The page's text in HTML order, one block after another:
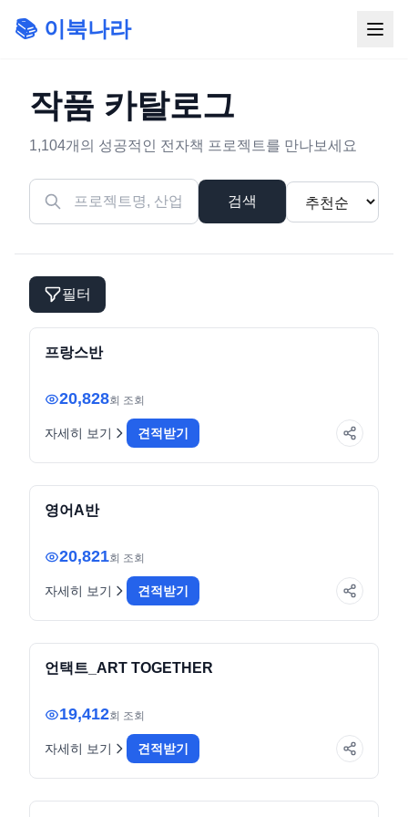
📚 이북나라
작품 카탈로그
1,104개의 성공적인 전자책 프로젝트를 만나보세요
검색
필터
education
프랑스반
20,828회 조회
자세히 보기 견적받기
education
영어A반
20,821회 조회
자세히 보기 견적받기
commerce 전자책
언택트_ART TOGETHER
19,412회 조회
자세히 보기 견적받기